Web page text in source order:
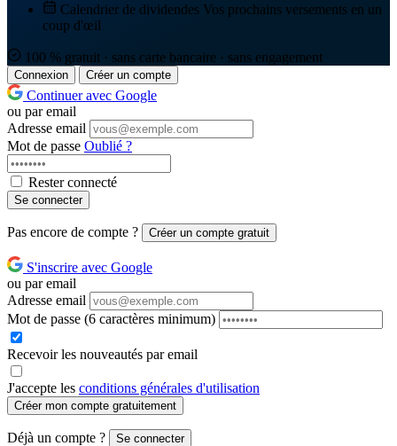
Calendrier de dividendes Vos prochains versements en un
coup d'œil
100 % gratuit · sans carte bancaire · sans engagement
Connexion Créer un compte
Continuer avec Google
ou par email
Adresse email
Mot de passe Oublié ?
Rester connecté
Se connecter
Pas encore de compte ? Créer un compte gratuit
S'inscrire avec Google
ou par email
Adresse email
Mot de passe (6 caractères minimum)
Recevoir les nouveautés par email
J'accepte les conditions générales d'utilisation
Créer mon compte gratuitement
Déjà un compte ? Se connecter